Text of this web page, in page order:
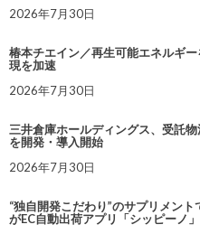
2026年7月30日
椿本チエイン／再生可能エネルギ
現を加速
2026年7月30日
三井倉庫ホールディングス、受託
を開発・導入開始
2026年7月30日
“独自開発こだわり”のサプリメン
がEC自動出荷アプリ「シッピーノ